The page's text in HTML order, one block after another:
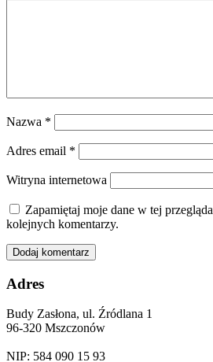
Nazwa *
Adres email *
Witryna internetowa
Zapamiętaj moje dane w tej
kolejnych komentarzy.
Adres
Budy Zasłona, ul. Źródlana 1
96-320 Mszczonów
NIP: 584 090 15 93